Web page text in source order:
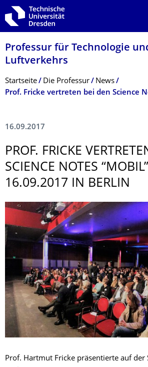
Zur Hauptnavigation springen
Zur Suche springen
Zum Inhalt springen
Professur für Technologie
Luftverkehrs
Breadcrumb-Menü
Startseite Die Professur
News
16.09.2017
PROF. FRICKE
SCIENCE NOTES
16.09.2017 IN BERLIN
Prof. Hartmut Fricke präsentierte auf der